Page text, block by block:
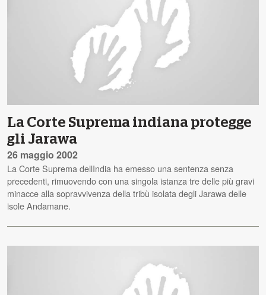
La Corte Suprema indiana protegge
gli Jarawa
26 maggio 2002
La Corte Suprema dellIndia ha emesso una sentenza senza
precedenti, rimuovendo con una singola istanza tre delle più gravi
minacce alla sopravvivenza della tribù isolata degli Jarawa delle
isole Andamane.